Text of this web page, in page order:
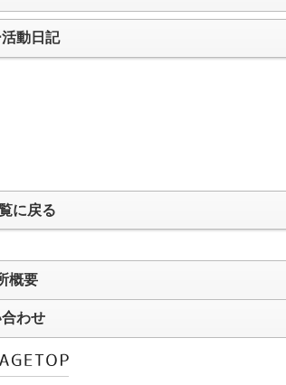
動日記
に戻る
概要
わせ